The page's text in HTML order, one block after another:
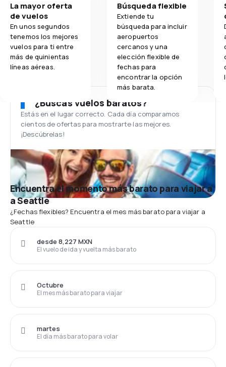
La mayor oferta
de vuelos
En unos segundos
tenemos los mejores
vuelos para ti entre
más de quinientas
líneas aéreas.
Búsqueda flexible
Extiende tu
búsqueda para incluir
aeropuertos
cercanos y una
elección flexible de
fechas para
encontrar la opción
más barata.
¿Buscas vuelos baratos?
Estás en el lugar correcto. Cada día comparamos
cientos de ofertas para mostrarte las mejores.
¡Descúbrelas!
Encuentra el momento más barato para viajar a
a Seattle
¿Fechas flexibles? Encuentra el mes más barato para viajar a
Seattle
El vuelo de ida y vuelta más barato
desde 8,227 MXN
El mes más barato para viajar
Octubre
El día más barato para volar
martes